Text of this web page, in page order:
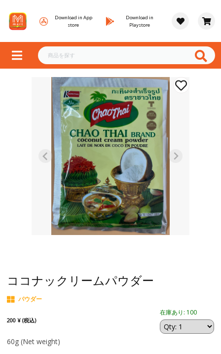
Download in App
store
Download in
Playstore
ココナックリームパウダー
パウダー
200 ¥ (税込)
在庫あり: 100
60g (Net weight)